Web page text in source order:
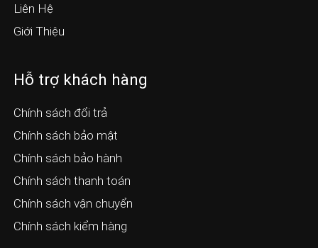
Liên Hệ
Giới Thiệu
Hỗ trợ khách hàng
Chính sách đổi trả
Chính sách bảo mật
Chính sách bảo hành
Chính sách thanh toán
Chính sách vận chuyển
Chính sách kiểm hàng